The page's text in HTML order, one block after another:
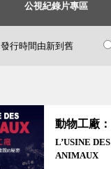
公視紀錄片專區
發行時間由新到舊
L’USINE DES
ANIMAUX